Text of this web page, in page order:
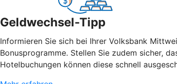
Geldwechsel-Tipp
Informieren Sie sich bei Ihrer Volksbank
Bonusprogramme. Stellen Sie zudem sicher,
Hotelbuchungen können diese schnell